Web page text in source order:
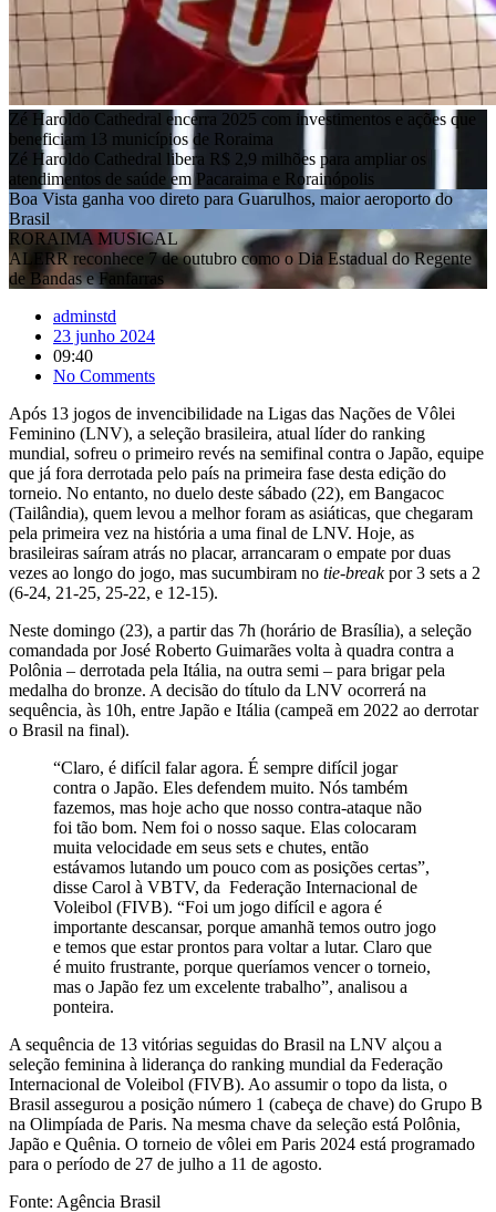
Zé Haroldo Cathedral encerra 2025 com investimentos e ações que
beneficiam 13 municípios de Roraima
Zé Haroldo Cathedral libera R$ 2,9 milhões para ampliar os
atendimentos de saúde em Pacaraima e Rorainópolis
Boa Vista ganha voo direto para Guarulhos, maior aeroporto do
Brasil
RORAIMA MUSICAL
ALERR reconhece 7 de outubro como o Dia Estadual do Regente
de Bandas e Fanfarras
adminstd
09:40
No Comments
Após 13 jogos de invencibilidade na Ligas das Nações de Vôlei
mundial, sofreu o primeiro revés na semifinal contra o Japão, equipe
que já fora derrotada pelo país na primeira fase desta edição do
torneio. No entanto, no duelo deste sábado (22), em Bangacoc
(Tailândia), quem levou a melhor foram as asiáticas, que chegaram
pela primeira vez na história a uma final de LNV. Hoje, as
brasileiras saíram atrás no placar, arrancaram o empate por duas
vezes ao longo do jogo, mas sucumbiram notie-breakpor 3 sets a 2
(6-24, 21-25, 25-22, e 12-15).
Neste domingo (23), a partir das 7h (horário de Brasília), a seleção
Polônia – derrotada pela Itália, na outra semi – para brigar pela
medalha do bronze. A decisão do título da LNV ocorrerá na
sequência, às 10h, entre Japão e Itália (campeã em 2022 ao derrotar
o Brasil na final).
“Claro, é difícil falar agora. É sempre difícil jogar
fazemos, mas hoje acho que nosso contra-ataque não
foi tão bom. Nem foi o nosso saque. Elas colocaram
muita velocidade em seus sets e chutes, então
estávamos lutando um pouco com as posições certas”,
disse Carol à VBTV, da Federação Internacional de
Voleibol (FIVB). “Foi um jogo difícil e agora é
importante descansar, porque amanhã temos outro jogo
e temos que estar prontos para voltar a lutar. Claro que
é muito frustrante, porque queríamos vencer o torneio,
mas o Japão fez um excelente trabalho”, analisou a
ponteira.
A sequência de 13 vitórias seguidas do Brasil na LNV alçou a
Internacional de Voleibol (FIVB). Ao assumir o topo da lista, o
Brasil assegurou a posição número 1 (cabeça de chave) do Grupo B
na Olimpíada de Paris. Na mesma chave da seleção está Polônia,
Japão e Quênia. O torneio de vôlei em Paris 2024 está programado
para o período de 27 de julho a 11 de agosto.
Fonte: Agência Brasil
Compartilhe isso: